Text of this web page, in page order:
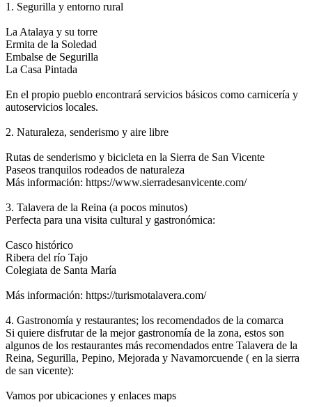
1. Segurilla y entorno rural
La Atalaya y su torre
Ermita de la Soledad
Embalse de Segurilla
La Casa Pintada
En el propio pueblo encontrará servicios básicos como carnicería y
autoservicios locales.
2. Naturaleza, senderismo y aire libre
Rutas de senderismo y bicicleta en la Sierra de San Vicente
Paseos tranquilos rodeados de naturaleza
Más información: https://www.sierradesanvicente.com/
3. Talavera de la Reina (a pocos minutos)
Perfecta para una visita cultural y gastronómica:
Casco histórico
Ribera del río Tajo
Colegiata de Santa María
Más información: https://turismotalavera.com/
4. Gastronomía y restaurantes; los recomendados de la comarca
Si quiere disfrutar de la mejor gastronomía de la zona, estos son
algunos de los restaurantes más recomendados entre Talavera de la
Reina, Segurilla, Pepino, Mejorada y Navamorcuende ( en la sierra
de san vicente):
Vamos por ubicaciones y enlaces maps